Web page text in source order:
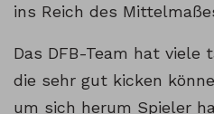
ins Reich des
Das DFB-Team hat viele
die sehr gut kicken
um sich herum Spieler